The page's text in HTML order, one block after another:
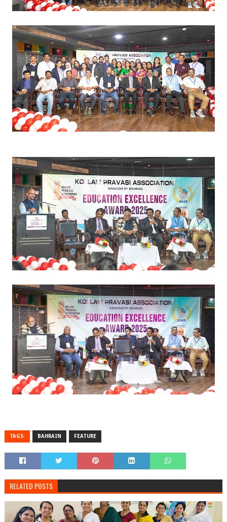
TAGS: BAHRAIN FEATURE
RELATED POSTS